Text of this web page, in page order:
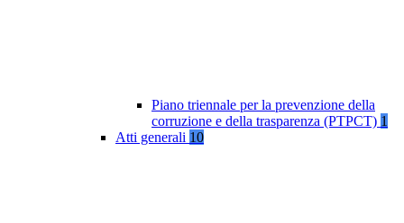
Piano triennale per la prevenzione della
corruzione e della trasparenza (PTPCT) 1
Atti generali 10